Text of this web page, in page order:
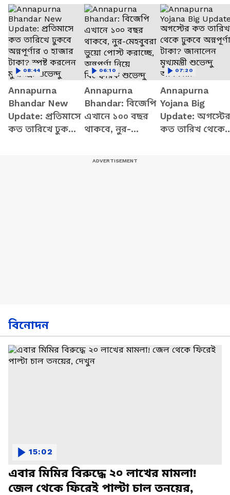
Annapurna
Bhandar New
Update: প্রতিমাসে
কত তারিখে ঢুকবে
08:44
Annapurna
Bhandar: বিজেপি
এখানে ১০০ বছর
থাকবে, নুর-
06:10
Annapurna
Yojana Big
Update: অগস্টের
কত তারিখ থেকে
07:20
বিনোদন
এবার মিমির বিরুদ্ধে ২০ লাখের মামলা!
জেল থেকে ফিরেই পাল্টা চাল তনয়ের,
15:02